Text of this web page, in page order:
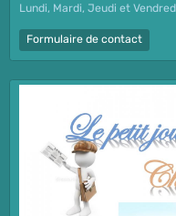
Lundi, Mardi, Jeudi et
Formulaire de contact